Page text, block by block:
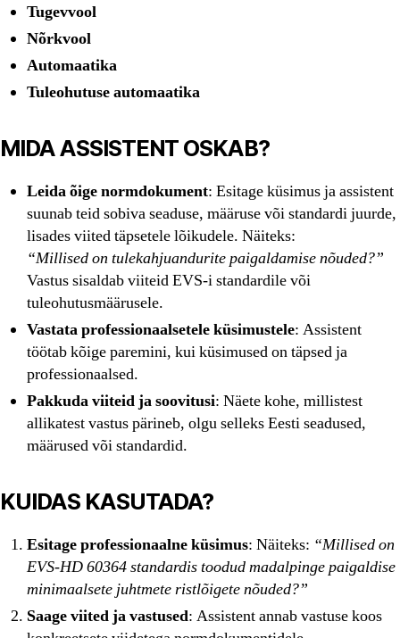
Tugevvool
Nõrkvool
Automaatika
Tuleohutuse automaatika
MIDA ASSISTENT OSKAB?
Leida õige normdokument: Esitage küsimus ja assistent
suunab teid sobiva seaduse, määruse või standardi juurde,
lisades viited täpsetele lõikudele. Näiteks:
“Millised on tulekahjuandurite paigaldamise nõuded?”
Vastus sisaldab viiteid EVS-i standardile või
tuleohutusmäärusele.
Vastata professionaalsetele küsimustele: Assistent
töötab kõige paremini, kui küsimused on täpsed ja
professionaalsed.
Pakkuda viiteid ja soovitusi: Näete kohe, millistest
allikatest vastus pärineb, olgu selleks Eesti seadused,
määrused või standardid.
KUIDAS KASUTADA?
Esitage professionaalne küsimus: Näiteks: “Millised on
EVS-HD 60364 standardis toodud madalpinge paigaldise
minimaalsete juhtmete ristlõigete nõuded?”
Saage viited ja vastused: Assistent annab vastuse koos